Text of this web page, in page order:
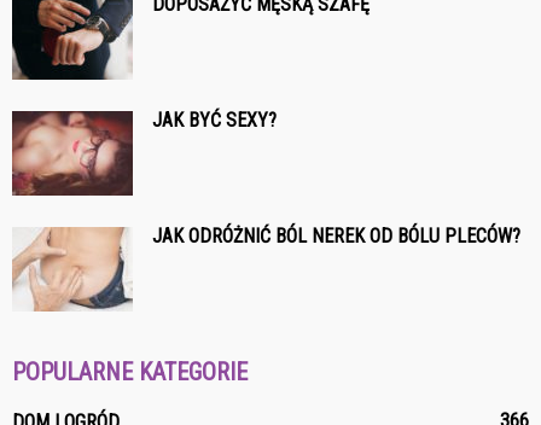
DOPOSAŻYĆ MĘSKĄ SZAFĘ
JAK BYĆ SEXY?
JAK ODRÓŻNIĆ BÓL NEREK OD BÓLU PLECÓW?
POPULARNE KATEGORIE